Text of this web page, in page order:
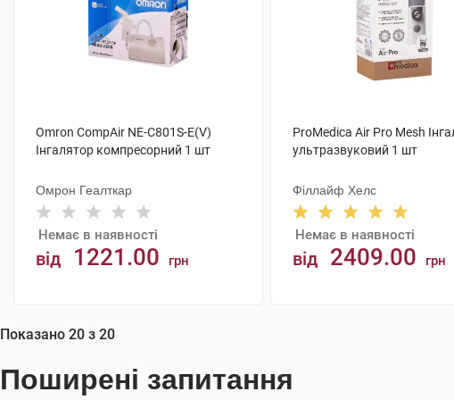
Omron CompAir NE-C801S-E(V)
Інгалятор компресорний 1 шт
Омрон Геалткар
Немає в наявності
від 1221.00 грн
АНАЛОГИ
ProMedica Air Pro Mesh
ультразвуковий 1 шт
Філлайф Хелс
Немає в наявності
від 2409.00 грн
Показано 20 з 20
Поширені запитання